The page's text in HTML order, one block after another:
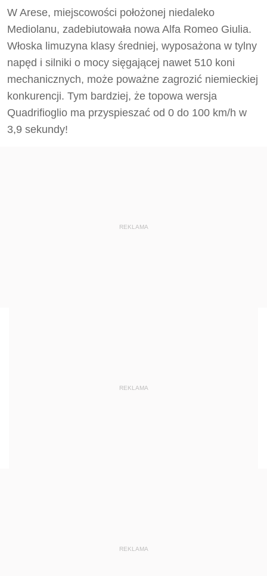
W Arese, miejscowości położonej niedaleko
Mediolanu, zadebiutowała nowa Alfa Romeo Giulia.
Włoska limuzyna klasy średniej, wyposażona w tylny
napęd i silniki o mocy sięgającej nawet 510 koni
mechanicznych, może poważne zagrozić niemieckiej
konkurencji. Tym bardziej, że topowa wersja
Quadrifioglio ma przyspieszać od 0 do 100 km/h w
3,9 sekundy!
REKLAMA
REKLAMA
REKLAMA